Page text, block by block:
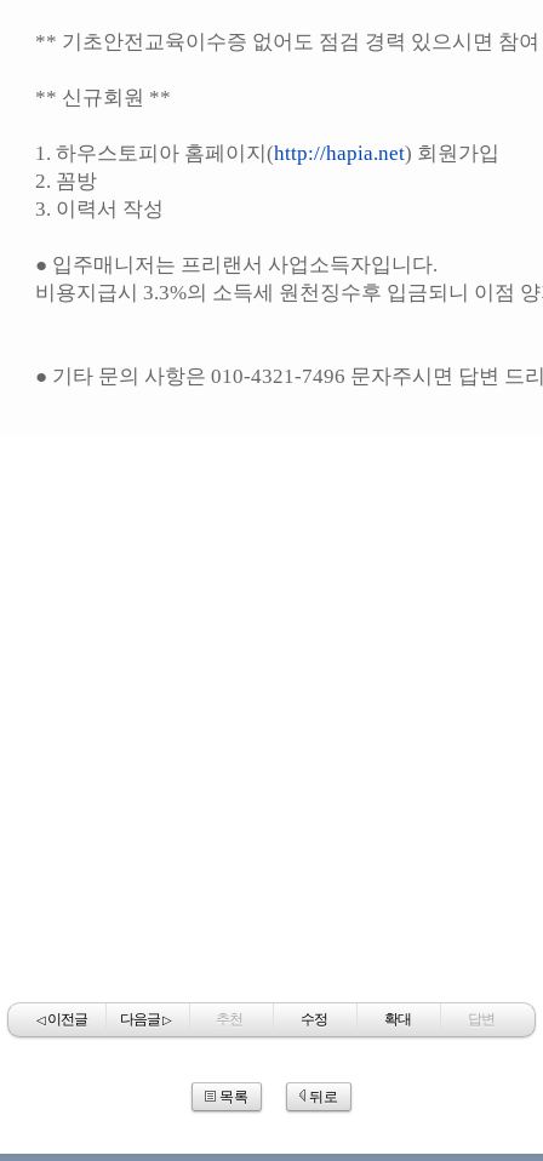
** 기초안전교육이수증 없어도 점검 경력 있으시면 참
** 신규회원 **
1. 하우스토피아 홈페이지(http://hapia.net) 회원가입
2. 꼼방
3. 이력서 작성
● 입주매니저는 프리랜서 사업소득자입니다.
비용지급시 3.3%의 소득세 원천징수후 입금되니 이점
● 기타 문의 사항은 010-4321-7496 문자주시면 답변 드
◁이전글 다음글▷ 추천 수정 확대 답변
목록 뒤로